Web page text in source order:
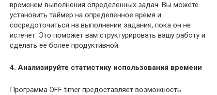
временем выполнения определенных задач. Вы можете
установить таймер на определенное время и
сосредоточиться на выполнении задания, пока он не
истечет. Это поможет вам структурировать вашу работу и
сделать ее более продуктивной.
4. Анализируйте статистику использования времени
Программа OFF timer предоставляет возможность